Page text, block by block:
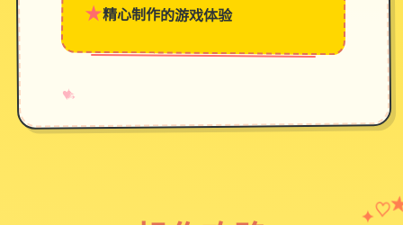
★精心制作的游戏体验
♥
✧
→
✦♡